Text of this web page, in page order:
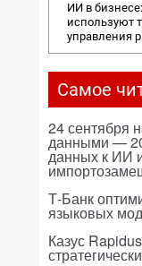
ИИ в
используют
управления
Самое
24 сентября
данными —
данных к ИИ
Т-Банк
языковых
Казус